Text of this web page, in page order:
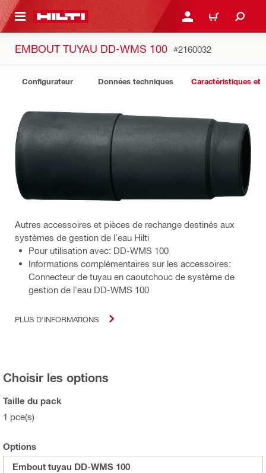
CONTENT CONNEXION OU
PANIER
EMBOUT TUYAU DD-WMS 100 #2160032
Configurateur Données techniques Caractéristiques et
Autres accessoires et pièces de rechange destinés aux
systèmes de gestion de l’eau Hilti
Pour utilisation avec: DD-WMS 100
Informations complémentaires sur les accessoires:
Connecteur de tuyau en caoutchouc de système de
gestion de l'eau DD-WMS 100
PLUS D'INFORMATIONS
Choisir les options
Taille du pack
1 pce(s)
Options
Embout tuyau DD-WMS 100